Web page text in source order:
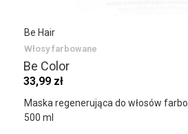
Be Hair
Włosy farbowane
Be Color
33,99 zł
Maska regenerująca do włosów
500 ml